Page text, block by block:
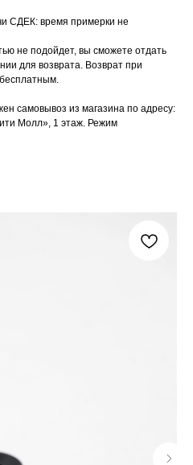
СДЕК: время примерки не
не подойдет, вы сможете отдать
для возврата. Возврат при
самовывоз из магазина по адресу:
Молл», 1 этаж. Режим